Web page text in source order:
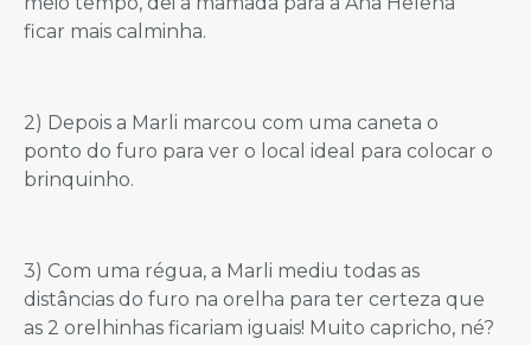
ficar mais calminha.
2) Depois a Marli marcou com uma caneta o
ponto do furo para ver o local ideal para colocar o
brinquinho.
3) Com uma régua, a Marli mediu todas as
distâncias do furo na orelha para ter certeza que
as 2 orelhinhas ficariam iguais! Muito capricho, né?